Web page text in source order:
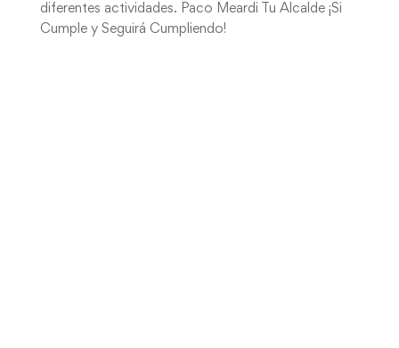
diferentes actividades. Paco Meardi Tu Alcalde ¡Si
Cumple y Seguirá Cumpliendo!